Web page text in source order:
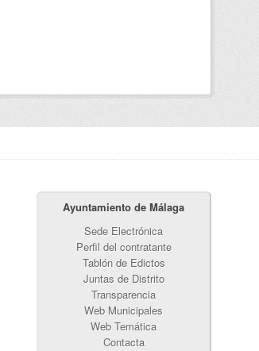
Ayuntamiento de Málaga
Sede Electrónica
Perfil del contratante
Tablón de Edictos
Juntas de Distrito
Transparencia
Web Municipales
Web Temática
Contacta